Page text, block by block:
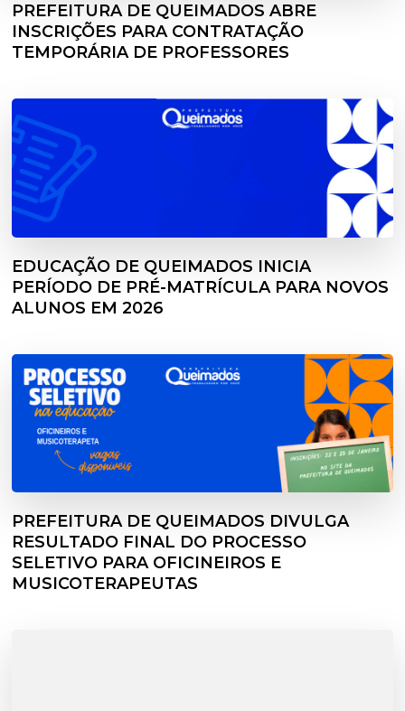
PREFEITURA DE QUEIMADOS ABRE
INSCRIÇÕES PARA CONTRATAÇÃO
TEMPORÁRIA DE PROFESSORES
EDUCAÇÃO DE QUEIMADOS INICIA
PERÍODO DE PRÉ-MATRÍCULA PARA NOVOS
ALUNOS EM 2026
PREFEITURA DE QUEIMADOS DIVULGA
RESULTADO FINAL DO PROCESSO
SELETIVO PARA OFICINEIROS E
MUSICOTERAPEUTAS